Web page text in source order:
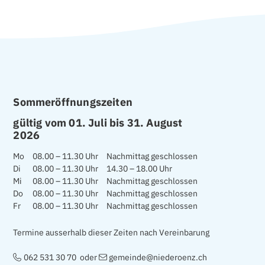
Sommeröffnungszeiten
gültig vom 01. Juli bis 31. August
2026
Mo 08.00 – 11.30 Uhr
Nachmittag geschlossen
Di
08.00 – 11.30 Uhr
14.30 – 18.00 Uhr
Mi
08.00 – 11.30 Uhr
Nachmittag geschlossen
Do
08.00 – 11.30 Uhr
Nachmittag geschlossen
Fr
08.00 – 11.30 Uhr Nachmittag geschlossen
Termine ausserhalb dieser Zeiten nach Vereinbarung
062 531 30 70oder gemeinde@niederoenz.ch